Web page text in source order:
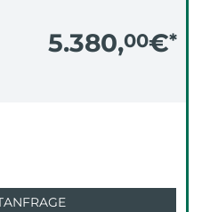
5.380,00€*